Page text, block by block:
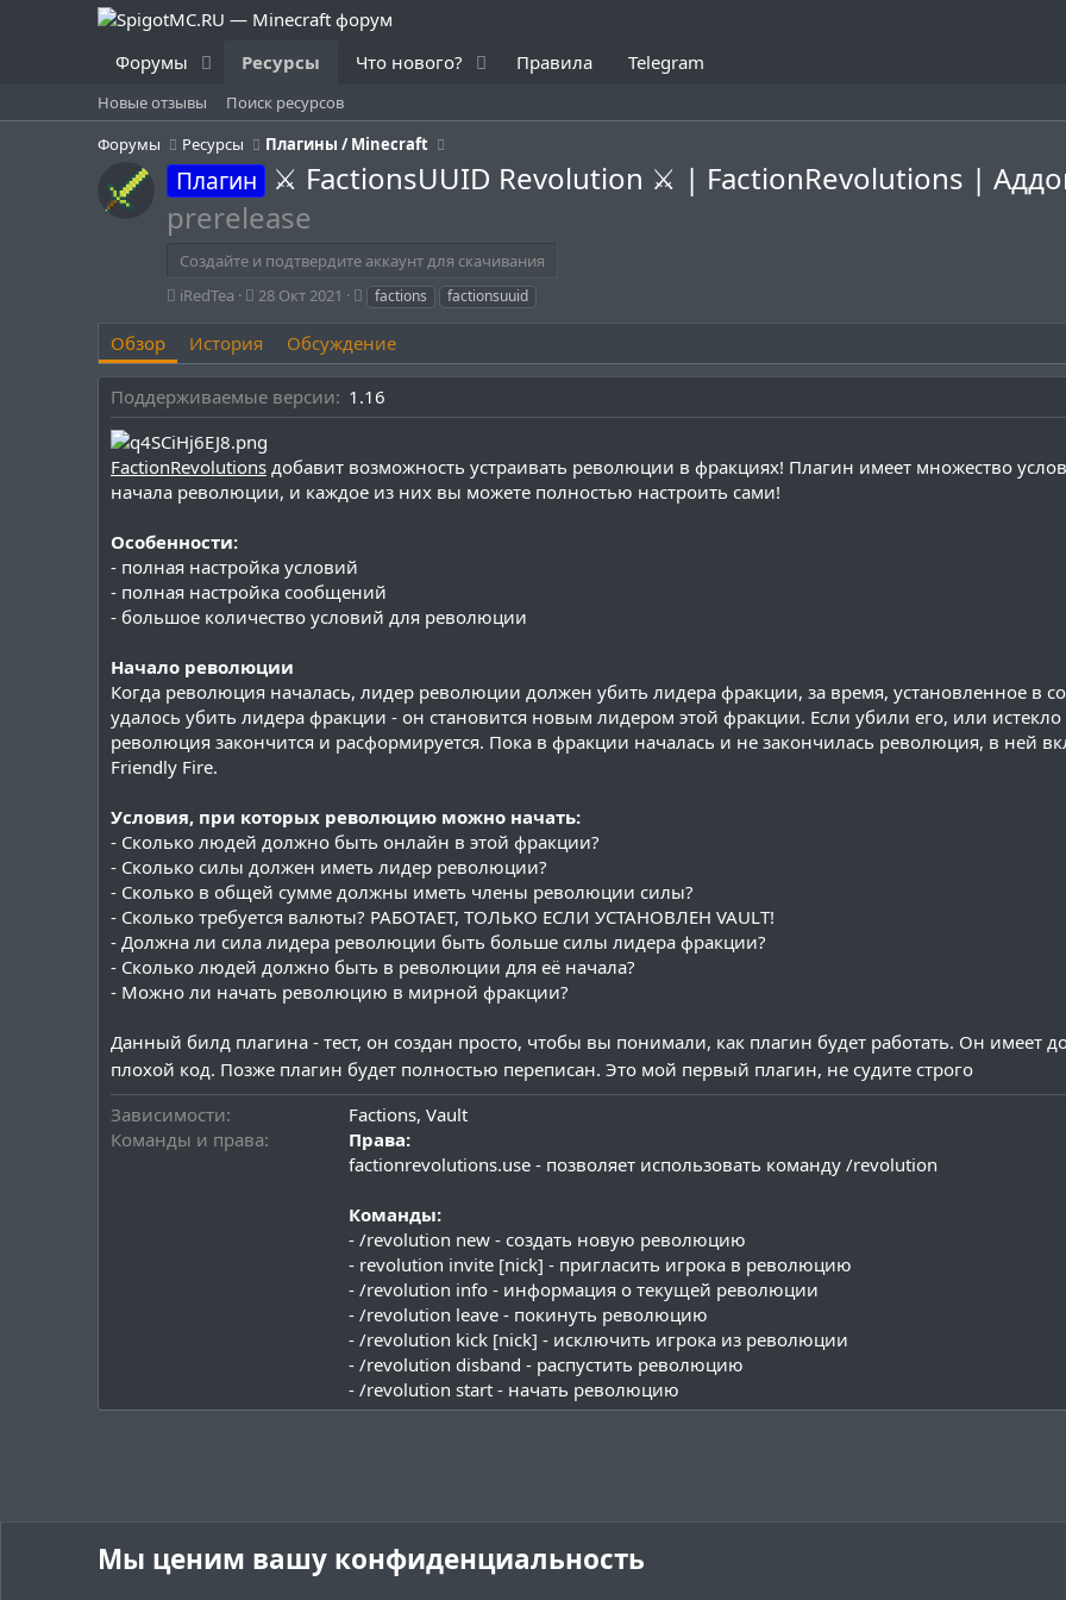
Форумы Ресурсы Что нового? Правила Telegram
Новые отзывы
Поиск ресурсов
Форумы
Ресурсы Плагины / Minecraft
Плагин ⚔ FactionsUUID Revolution ⚔ | FactionRevolutions |
prerelease
Создайте и подтвердите аккаунт для скачивания
А
о
р
iRedTea
Д
т
а
с
о
з
д
а
н
28 Окт 2021
Т
г
и
factions factionsuuid
Обзор История Обсуждение
Поддерживаемые версии 1.16
FactionRevolutions добавит возможность устраивать революции в фракциях! Плагин имеет множество
начала революции, и каждое из них вы можете полностью настроить сами!
Особенности:
- полная настройка условий
- полная настройка сообщений
- большое количество условий для революции
Начало революции
Когда революция началась, лидер революции должен убить лидера фракции, за время, установленное в
удалось убить лидера фракции - он становится новым лидером этой фракции. Если убили его, или
революция закончится и расформируется. Пока в фракции началась и не закончилась революция, в ней
Friendly Fire.
Условия, при которых революцию можно начать:
- Сколько людей должно быть онлайн в этой фракции?
- Сколько силы должен иметь лидер революции?
- Сколько в общей сумме должны иметь члены революции силы?
- Сколько требуется валюты? РАБОТАЕТ, ТОЛЬКО ЕСЛИ УСТАНОВЛЕН VAULT!
- Должна ли сила лидера революции быть больше силы лидера фракции?
- Сколько людей должно быть в революции для её начала?
- Можно ли начать революцию в мирной фракции?
Данный билд плагина - тест, он создан просто, чтобы вы понимали, как плагин будет работать. Он имеет
плохой код. Позже плагин будет полностью переписан. Это мой первый плагин, не судите строго
Зависимости
Factions, Vault
Команды и права
Права:
factionrevolutions.use - позволяет использовать команду /revolution
Команды:
- /revolution new - создать новую революцию
- revolution invite [nick] - пригласить игрока в революцию
- /revolution info - информация о текущей революции
- /revolution leave - покинуть революцию
- /revolution kick [nick] - исключить игрока из революции
- /revolution disband - распустить революцию
- /revolution start - начать революцию
Мы ценим вашу конфиденциальность